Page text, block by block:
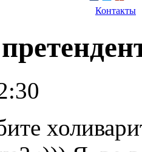
Контакты